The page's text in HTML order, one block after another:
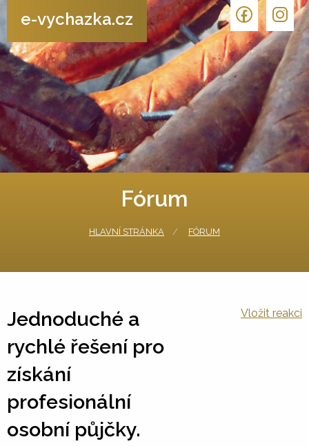
e-vychazka.cz
Fórum
HLAVNÍ STRÁNKA FÓRUM
Jednoduché a
rychlé řešení pro
získání
profesionální
osobní půjčky.
Vložit reakci